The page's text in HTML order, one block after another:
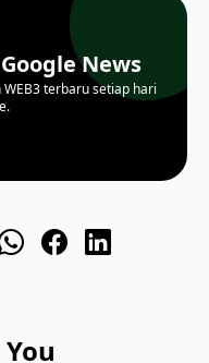
News
terbaru setiap hari